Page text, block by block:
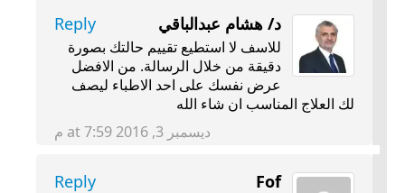
د/ هشام عبدالباقي Reply
للاسف لا استطيع تقييم حالتك بصورة
دقيقة من خلال الرسالة. من الافضل
عرض نفسك على احد الاطباء ليصف
لك العلاج المناسب ان شاء الله
ديسمبر 3, 2016 at 7:59 م
Fof
Reply